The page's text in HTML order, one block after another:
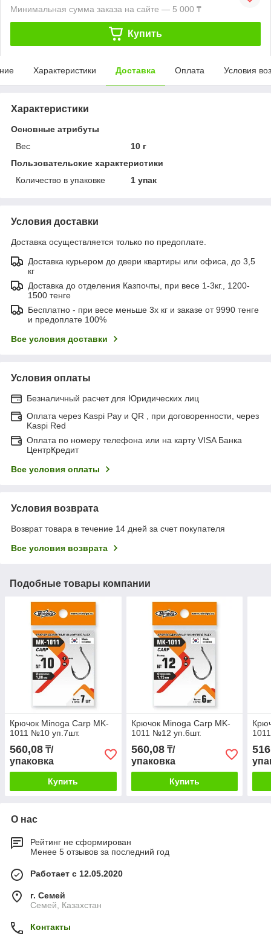
Минимальная сумма заказа на сайте — 5 000 ₸
Купить
Характеристики Доставка Оплата Условия
Характеристики
Основные атрибуты
Вес
10 г
Пользовательские характеристики
Количество в упаковке
1 упак
Условия доставки
Доставка осуществляется только по предоплате.
Доставка курьером до двери квартиры или офиса, до 3,5
кг
Доставка до отделения Казпочты, при весе 1-3кг., 1200-
1500 тенге
Бесплатно - при весе меньше 3х кг и заказе от 9990 тенге
и предоплате 100%
Все условия доставки
Условия оплаты
Безналичный расчет для Юридических лиц
Оплата через Kaspi Pay и QR , при договоренности, через
Kaspi Red
Оплата по номеру телефона или на карту VISA Банка
ЦентрКредит
Все условия оплаты
Условия возврата
Возврат товара в течение 14 дней за счет покупателя
Все условия возврата
Подобные товары компании
Крючок Minoga Carp MK-
1011 №10 уп.7шт.
560,08 ₸/
упаковка
Купить
Крючок Minoga Carp MK-
1011 №12 уп.6шт.
560,08₸/
упаковка
Купить
О нас
Рейтинг не сформирован
Менее 5 отзывов за последний год
Работает с 12.05.2020
г. Семей
Семей, Казахстан
Контакты